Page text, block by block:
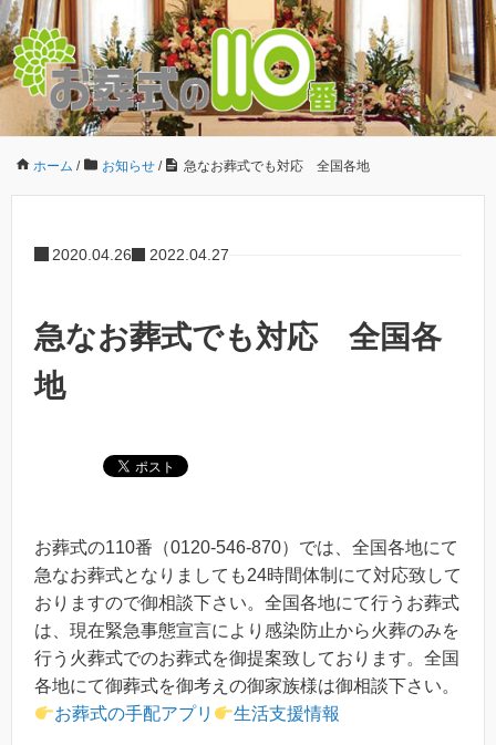
ホーム / お知らせ / 急なお葬式でも対応 全国各地
2020.04.26 2022.04.27
急なお葬式でも対応 全国各
地
お葬式の110番（0120-546-870）では、全国各地にて
急なお葬式となりましても24時間体制にて対応致して
おりますので御相談下さい。全国各地にて行うお葬式
は、現在緊急事態宣言により感染防止から火葬のみを
行う火葬式でのお葬式を御提案致しております。全国
各地にて御葬式を御考えの御家族様は御相談下さい。
お葬式の手配アプリ
生活支援情報